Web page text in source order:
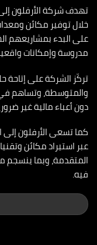
تهدف شركة الأرفلون
خلال توفير مكائن
على البدء بمشاريعهم
مدروسة وإمكانات
تركّز الشركة على إتاحة
والمتوسطة، وتساهم
دون أعباء مالية غير
كما تسعى الأرفلون
عبر استيراد مكائن
المتقدمة، وبما
فيه.